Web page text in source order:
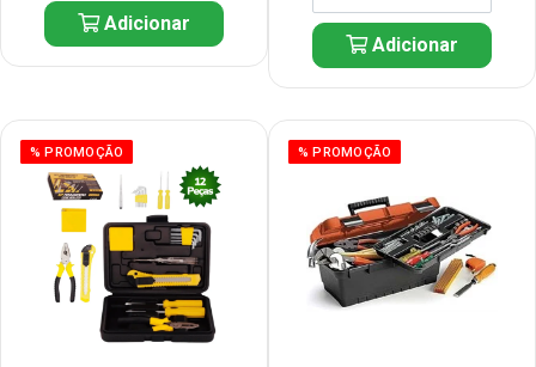
Adicionar
Adicionar
% PROMOÇÃO % PROMOÇÃO